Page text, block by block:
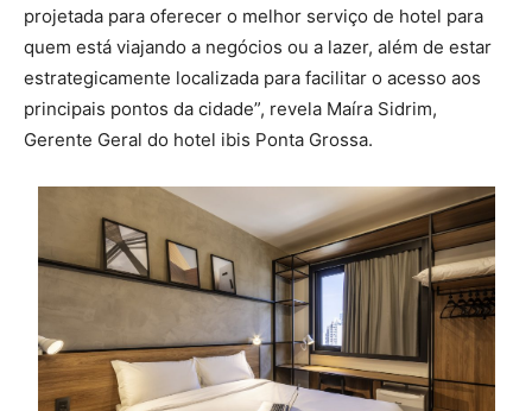
projetada para oferecer o melhor serviço de hotel para
quem está viajando a negócios ou a lazer, além de estar
estrategicamente localizada para facilitar o acesso aos
principais pontos da cidade”, revela Maíra Sidrim,
Gerente Geral do hotel ibis Ponta Grossa.